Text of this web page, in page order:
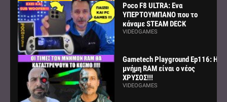
Poco F8 ULTRA: Ενα
ΥΠΕΡΤΟΥΜΠΑΝΟ που το
κάναμε STEAM DECK
VIDEOGAMES
Gametech Playground Ep116: Η
μνήμη RAM είναι ο νέος
ΧΡΥΣΟΣ!!!
VIDEOGAMES